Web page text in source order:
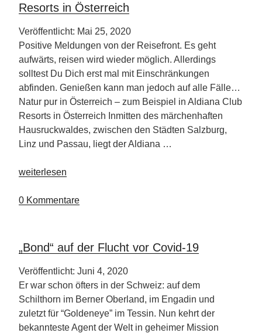
Resorts in Österreich
Veröffentlicht: Mai 25, 2020
Positive Meldungen von der Reisefront. Es geht
aufwärts, reisen wird wieder möglich. Allerdings
solltest Du Dich erst mal mit Einschränkungen
abfinden. Genießen kann man jedoch auf alle Fälle…
Natur pur in Österreich – zum Beispiel in Aldiana Club
Resorts in Österreich Inmitten des märchenhaften
Hausruckwaldes, zwischen den Städten Salzburg,
Linz und Passau, liegt der Aldiana …
„Regelungen
Urlaub
Club
Resorts
in
Österreich“
weiterlesen
0 Kommentare
„Bond“ auf der Flucht vor Covid-19
Veröffentlicht: Juni 4, 2020
Er war schon öfters in der Schweiz: auf dem
Schilthorn im Berner Oberland, im Engadin und
zuletzt für “Goldeneye” im Tessin. Nun kehrt der
bekannteste Agent der Welt in geheimer Mission